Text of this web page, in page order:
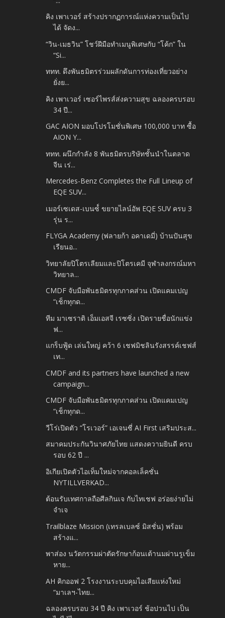
คิง เพาเวอร์ สร้างปรากฏการณ์แห่งความเป็นไป
ได้ จัดง...
“วิน-เมธวิน” โชว์ฝีมือทำเมนูพิเศษกับ “โค้ก” ใน
“Si...
ททท. ดึงพันธมิตรร่วมผลักดันการท่องเที่ยวอย่าง
ยั่งย...
คิง เพาเวอร์ เซอร์ไพรส์ส่งความสุข ฉลองครบรอบ
34 ปี...
GAC AION มอบโปรโมชั่นพิเศษ 100,000 บาท ซื้อ
AION Y...
ททท. ผนึกกำลัง 8 พันธมิตรบริษัทชั้นนำในตลาด
จีน เร่...
Mercedes-Benz Completes the Full Lineup of
EQE SUV...
เมอร์เซเดส-เบนซ์์ ขยายไลน์อัพ EQE SUV ครบ 3
รุ่น ร...
FLYGA Academy (ฟลายก้า อคาเดมี่) บ้านปันสุข
เรียนอ...
วิทยาลัยปิโตรเลียมและปิโตรเคมี จุฬาลงกรณ์มหา
วิทยาล...
CMDF จับมือพันธมิตรทุกภาคส่วน เปิดแคมเปญ
“เช็กทุกด...
ทีม มาเซราติ เอ็มเอสจี เรซซิ่ง เปิดรายชื่อนักแข่ง
ฟ...
แกร็บฟู้ด เล่นใหญ่ คว้า 6 เชฟมิชลินรังสรรค์เชฟส์
เท...
CMDF and its partners have launched a new
campaign...
CMDF จับมือพันธมิตรทุกภาคส่วน เปิดแคมเปญ
“เช็กทุกด...
วีโร่เปิดตัว “โรเวอร์” เอเจนซี่ AI First เสริมประส...
สมาคมประกันวินาศภัยไทย แสดงความยินดี ครบ
รอบ 62 ปี ...
อิเกียเปิดตัวไอเท็มใหม่จากคอลเล็คชั่น
NYTILLVERKAD...
ต้อนรับเทศกาลถือศีลกินเจ กับไทเชฟ อร่อยง่ายไม่
จำเจ
Trailblaze Mission (เทรลเบลซ์ มิสชั่น) พร้อม
สร้างแ...
พาส่อง นวัตกรรมผ่าตัดรักษาก้อนเต้านมผ่านรูเข็ม
หาย...
AH คิกออฟ 2 โรงงานระบบคุมไอเสียแห่งใหม่
“มาเลฯ-ไทย...
ฉลองครบรอบ 34 ปี คิง เพาเวอร์ ช้อปวนไป เป็น